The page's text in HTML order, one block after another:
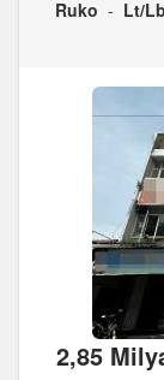
Ruko - Lt/
2,85